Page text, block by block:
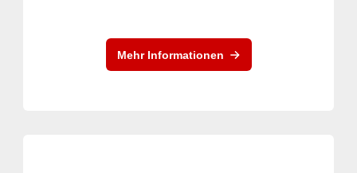
Mehr Informationen